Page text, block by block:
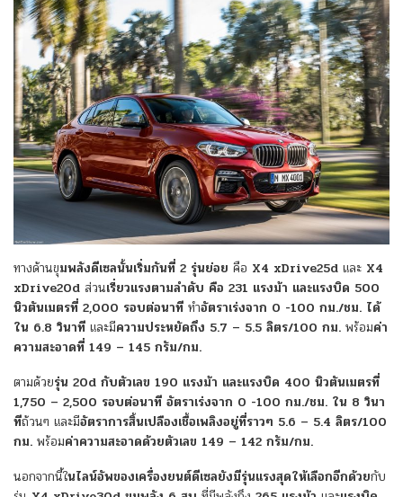
ทางด้านขุมพลังดีเซลนั้นเริ่มกันที่ 2 รุ่นย่อย คือ X4 xDrive25d และ X4
xDrive20d ส่วนเรี่ยวแรงตามลำดับ คือ 231 แรงม้า และแรงบิด 500
นิวตันเมตรที่ 2,000 รอบต่อนาที ทำอัตราเร่งจาก 0 -100 กม./ชม. ได้
ใน 6.8 วินาที และมีความประหยัดถึง 5.7 – 5.5 ลิตร/100 กม. พร้อมค่า
ความสะอาดที่ 149 – 145 กรัม/กม.
ตามด้วยรุ่น 20d กับตัวเลข 190 แรงม้า และแรงบิด 400 นิวตันเมตรที่
1,750 – 2,500 รอบต่อนาที อัตราเร่งจาก 0 -100 กม./ชม. ใน 8 วินา
ทีถ้วนๆ และมีอัตราการสิ้นเปลืองเชื้อเพลิงอยู่ที่ราวๆ 5.6 – 5.4 ลิตร/100
กม. พร้อมค่าความสะอาดด้วยตัวเลข 149 – 142 กรัม/กม.
นอกจากนี้ในไลน์อัพของเครื่องยนต์ดีเซลยังมีรุ่นแรงสุดให้เลือกอีกด้วยกับ